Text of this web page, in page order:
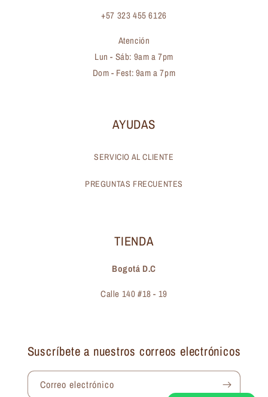
+57 323 455 6126
Atención
Lun - Sáb: 9am a 7pm
Dom - Fest: 9am a 7pm
AYUDAS
SERVICIO AL CLIENTE
PREGUNTAS FRECUENTES
TIENDA
Bogotá D.C
Calle 140 #18 - 19
Suscríbete a nuestros correos electrónicos
Correo electrónico